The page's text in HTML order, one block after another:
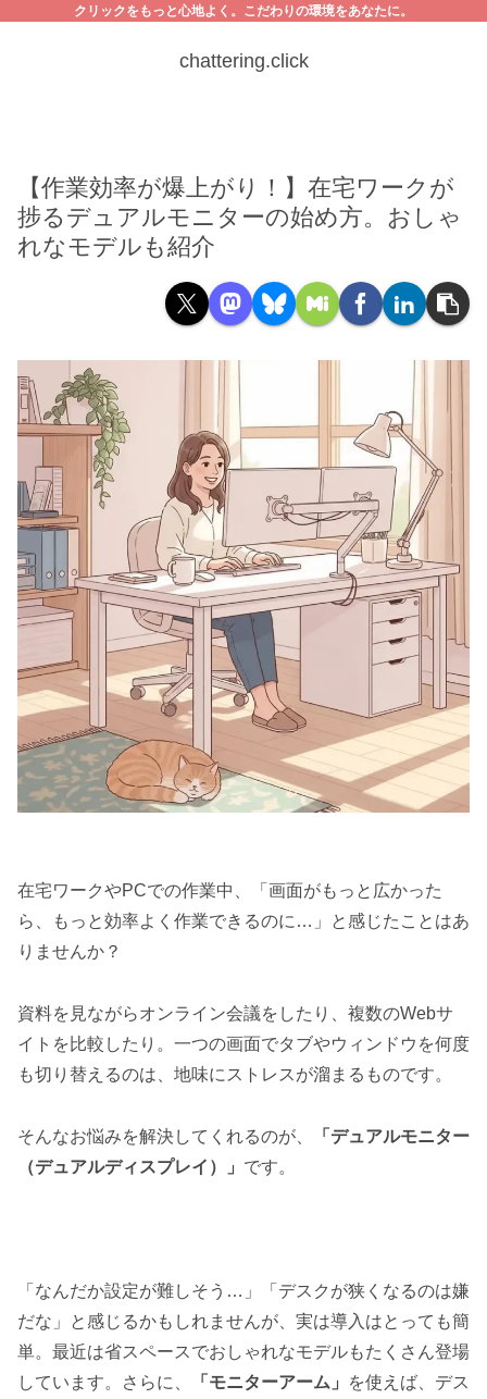
クリックをもっと心地よく。こだわりの環境をあなたに。
chattering.click
【作業効率が爆上がり！】在宅ワークが
捗るデュアルモニターの始め方。おしゃ
れなモデルも紹介
在宅ワークやPCでの作業中、「画面がもっと広かった
ら、もっと効率よく作業できるのに…」と感じたことはあ
りませんか？
資料を見ながらオンライン会議をしたり、複数のWebサ
イトを比較したり。一つの画面でタブやウィンドウを何度
も切り替えるのは、地味にストレスが溜まるものです。
そんなお悩みを解決してくれるのが、
「デュアルモニター
（デュアルディスプレイ）」 です。
「なんだか設定が難しそう…」「デスクが狭くなるのは嫌
だな」と感じるかもしれませんが、実は導入はとっても簡
単。最近は省スペースでおしゃれなモデルもたくさん登場
しています。さらに、
「モニターアーム」
を使えば、デス